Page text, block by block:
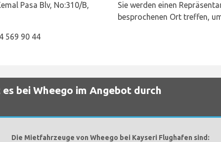
Pasa Blv, No:310/B,
569 90 44
Sie werden einen
besprochenen Ort treffen,
bei Wheego im Angebot durch
Die Mietfahrzeuge von Wheego bei Kayseri Flughafen sind: